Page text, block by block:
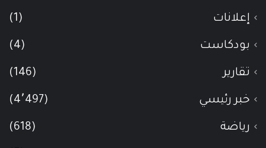
إعلانات (1)
بودكاست (4)
تقارير (146)
خبر رئيسي (4٬497)
رياضة (618)